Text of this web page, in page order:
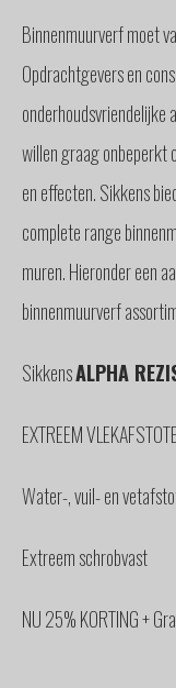
SPANJE
BINNENKIJKERS
NIEUWS
TEAM
STEL
EEN
VRAAG
CONTACT
Binnenmuurverf moet
Opdrachtgevers en
onderhoudsvriendelijke
willen graag onbeperkt
en effecten. Sikkens
complete range
muren. Hieronder een
binnenmuurverf
SikkensALPHA
EXTREEM
Water-, vuil- en
Extreem schrobvast
NU 25% KORTING +